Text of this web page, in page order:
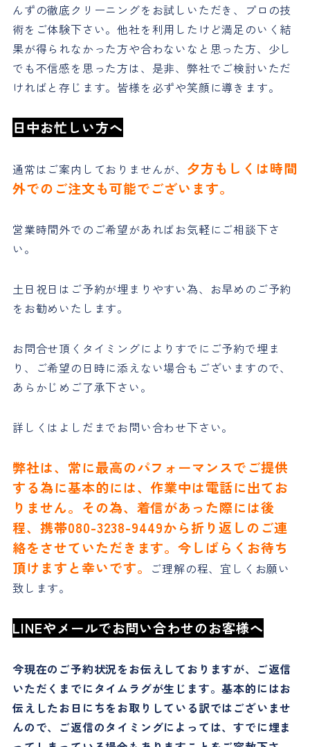
んずの徹底クリーニングをお試しいただき、プロの技
術をご体験下さい。他社を利用したけど満足のいく結
果が得られなかった方や合わないなと思った方、少し
でも不信感を思った方は、是非、弊社でご検討いただ
ければと存じます。皆様を必ずや笑顔に導きます。
日中お忙しい方へ
通常はご案内しておりませんが、 夕方もしくは時間
外でのご注文も可能でございます。
営業時間外でのご希望があればお気軽にご相談下さ
い。
土日祝日はご予約が埋まりやすい為、お早めのご予約
をお勧めいたします。
お問合せ頂くタイミングによりすでにご予約で埋ま
り、ご希望の日時に添えない場合もございますので、
あらかじめご了承下さい。
詳しくはよしだまでお問い合わせ下さい。
弊社は、常に最高のパフォーマンスでご提供
する為に基本的には、作業中は電話に出てお
りません。その為、着信があった際には後
程、携帯080-3238-9449から折り返しのご連
絡をさせていただきます。今しばらくお待ち
頂けますと幸いです。
ご理解の程、宜しくお願い
致します。
LINEやメールでお問い合わせのお客様へ
今現在のご予約状況をお伝えしておりますが、ご返信
いただくまでにタイムラグが生じます。基本的にはお
伝えしたお日にちをお取りしている訳ではございませ
んので、ご返信のタイミングによっては、すでに埋ま